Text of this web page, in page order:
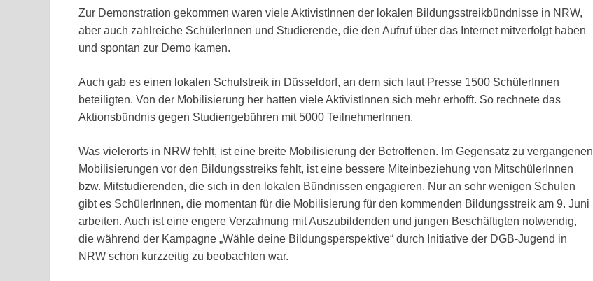
Zur Demonstration gekommen waren viele AktivistInnen der lokalen Bildungsstreikbündnisse in NRW,
aber auch zahlreiche SchülerInnen und Studierende, die den Aufruf über das Internet mitverfolgt haben
und spontan zur Demo kamen.
Auch gab es einen lokalen Schulstreik in Düsseldorf, an dem sich laut Presse 1500 SchülerInnen
beteiligten. Von der Mobilisierung her hatten viele AktivistInnen sich mehr erhofft. So rechnete das
Aktionsbündnis gegen Studiengebühren mit 5000 TeilnehmerInnen.
Was vielerorts in NRW fehlt, ist eine breite Mobilisierung der Betroffenen. Im Gegensatz zu vergangenen
Mobilisierungen vor den Bildungsstreiks fehlt, ist eine bessere Miteinbeziehung von MitschülerInnen
bzw. Mitstudierenden, die sich in den lokalen Bündnissen engagieren. Nur an sehr wenigen Schulen
gibt es SchülerInnen, die momentan für die Mobilisierung für den kommenden Bildungsstreik am 9. Juni
arbeiten. Auch ist eine engere Verzahnung mit Auszubildenden und jungen Beschäftigten notwendig,
die während der Kampagne „Wähle deine Bildungsperspektive“ durch Initiative der DGB-Jugend in
NRW schon kurzzeitig zu beobachten war.